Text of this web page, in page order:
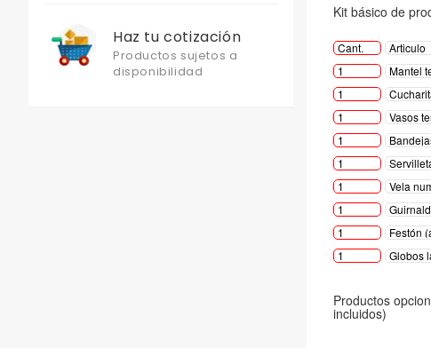
Haz tu cotización
Productos sujetos a
disponibilidad